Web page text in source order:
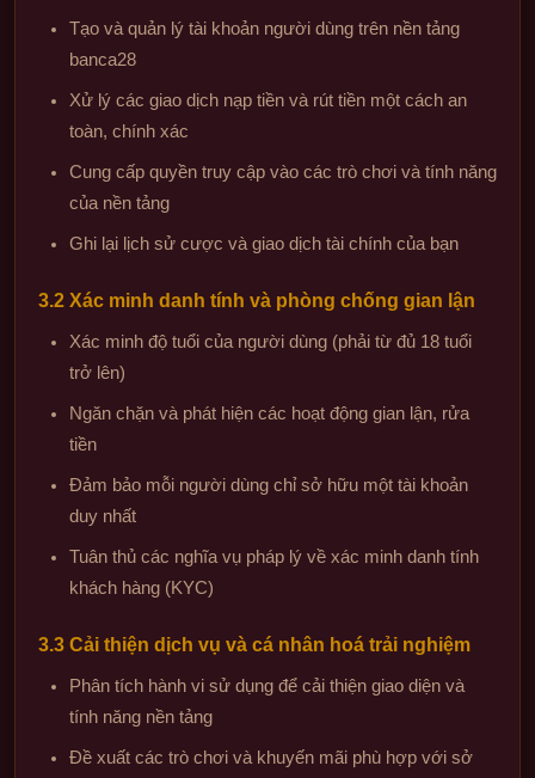
Tạo và quản lý tài khoản người dùng trên nền tảng
banca28
Xử lý các giao dịch nạp tiền và rút tiền một cách an
toàn, chính xác
Cung cấp quyền truy cập vào các trò chơi và tính năng
của nền tảng
Ghi lại lịch sử cược và giao dịch tài chính của bạn
3.2 Xác minh danh tính và phòng chống gian lận
Xác minh độ tuổi của người dùng (phải từ đủ 18 tuổi
trở lên)
Ngăn chặn và phát hiện các hoạt động gian lận, rửa
tiền
Đảm bảo mỗi người dùng chỉ sở hữu một tài khoản
duy nhất
Tuân thủ các nghĩa vụ pháp lý về xác minh danh tính
khách hàng (KYC)
3.3 Cải thiện dịch vụ và cá nhân hoá trải nghiệm
Phân tích hành vi sử dụng để cải thiện giao diện và
tính năng nền tảng
Đề xuất các trò chơi và khuyến mãi phù hợp với sở